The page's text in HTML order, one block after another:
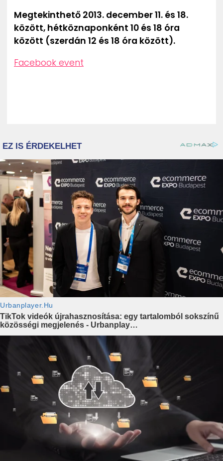
Megtekinthető 2013. december 11. és 18.
között, hétköznaponként 10 és 18 óra
között (szerdán 12 és 18 óra között).
Facebook event